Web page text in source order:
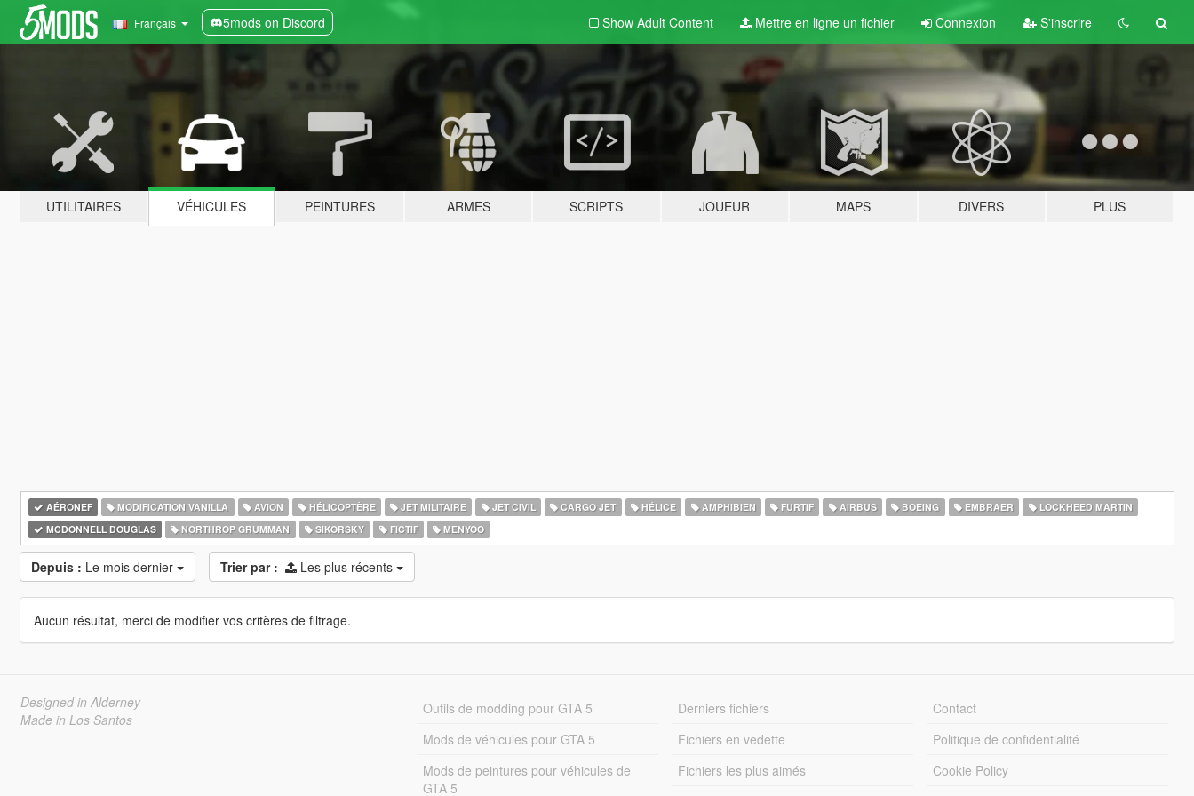
Français 5mods on Discord Show Adult Content Mettre en ligne un fichier Connexion S'inscrire
UTILITAIRES VÉHICULES PEINTURES ARMES SCRIPTS JOUEUR MAPS DIVERS PLUS
AÉRONEF MODIFICATION VANILLA AVION HÉLICOPTÈRE JET MILITAIRE JET CIVIL CARGO JET HÉLICE AMPHIBIEN FURTIF AIRBUS BOEING EMBRAER
LOCKHEED MARTIN
MCDONNELL DOUGLAS
NORTHROP GRUMMAN SIKORSKY FICTIF MENYOO
Depuis : Le mois dernier Trier par : Les plus récents
Aucun résultat, merci de modifier vos critères de filtrage.
Designed in Alderney
Made in Los Santos
Outils de modding pour GTA 5
Mods de véhicules pour GTA 5
Mods de peintures pour véhicules de
GTA 5
Derniers fichiers
Fichiers en vedette
Fichiers les plus aimés
Contact
Politique de confidentialité
Cookie Policy